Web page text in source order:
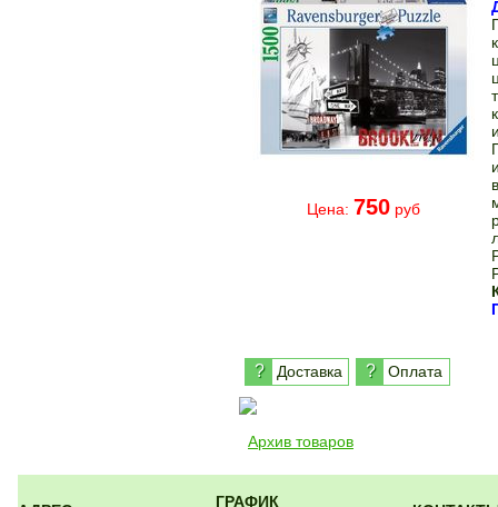
Цена: 750 руб
? Доставка ? Оплата
Архив товаров
ГРАФИК